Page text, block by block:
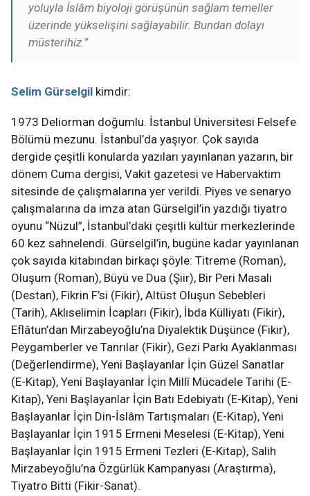
yoluyla İslâm biyoloji görüşünün sağlam temeller
üzerinde yükselişini sağlayabilir. Bundan dolayı
müsterihiz.”
Selim Gürselgil kimdir:
1973 Deliorman doğumlu. İstanbul Üniversitesi Felsefe
Bölümü mezunu. İstanbul’da yaşıyor. Çok sayıda
dergide çeşitli konularda yazıları yayınlanan yazarın, bir
dönem Cuma dergisi, Vakit gazetesi ve Habervaktim
sitesinde de çalışmalarına yer verildi. Piyes ve senaryo
çalışmalarına da imza atan Gürselgil’in yazdığı tiyatro
oyunu “Nüzul”, İstanbul’daki çeşitli kültür merkezlerinde
60 kez sahnelendi. Gürselgil’in, bugüne kadar yayınlanan
çok sayıda kitabından birkaçı şöyle: Titreme (Roman),
Oluşum (Roman), Büyü ve Dua (Şiir), Bir Peri Masalı
(Destan), Fikrin F’si (Fikir), Altüst Oluşun Sebebleri
(Tarih), Aklıselimin İcapları (Fikir), İbda Külliyatı (Fikir),
Eflâtun’dan Mirzabeyoğlu’na Diyalektik Düşünce (Fikir),
Peygamberler ve Tanrılar (Fikir), Gezi Parkı Ayaklanması
(Değerlendirme), Yeni Başlayanlar İçin Güzel Sanatlar
(E-Kitap), Yeni Başlayanlar İçin Millî Mücadele Tarihi (E-
Kitap), Yeni Başlayanlar İçin Batı Edebiyatı (E-Kitap), Yeni
Başlayanlar İçin Din-İslâm Tartışmaları (E-Kitap), Yeni
Başlayanlar İçin 1915 Ermeni Meselesi (E-Kitap), Yeni
Başlayanlar İçin 1915 Ermeni Tezleri (E-Kitap), Salih
Mirzabeyoğlu’na Özgürlük Kampanyası (Araştırma),
Tiyatro Bitti (Fikir-Sanat).